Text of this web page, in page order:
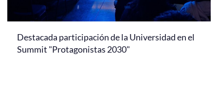
Destacada participación de la Universidad en el
Summit "Protagonistas 2030"